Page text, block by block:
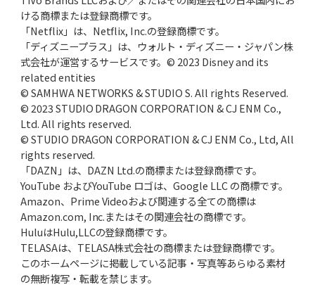
ける商標または登録商標です。
「Netflix」は、Netflix, Inc.の登録商標です。
「ディズニープラス」は、ウォルト・ディズニー・ジャパン株
式会社が運営するサービスです。© 2023 Disney and its
related entities
© SAMHWA NETWORKS & STUDIO S. All rights Reserved.
© 2023 STUDIO DRAGON CORPORATION & CJ ENM Co.,
Ltd. All rights reserved.
© STUDIO DRAGON CORPORATION & CJ ENM Co., Ltd, All
rights reserved.
「DAZN」は、DAZN Ltd.の商標または登録商標です。
YouTube およびYouTube ロゴは、Google LLC の商標です。
Amazon、Prime Videoおよび関連する全ての商標は
Amazon.com, Inc.またはその関連会社の商標です。
HuluはHulu,LLCの登録商標です。
TELASAは、TELASA株式会社の商標または登録商標です。
このホームページに掲載している記事・写真等あらゆる素材
の無断複写・転載を禁じます。